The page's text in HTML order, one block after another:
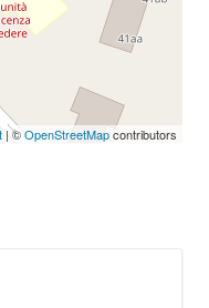
| ©OpenStreetMapcontributors